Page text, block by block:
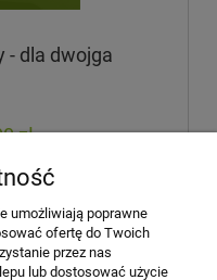
- dla dwojga
zł
umożliwiają poprawne
ofertę do Twoich
przez nas
lub dostosować użycie